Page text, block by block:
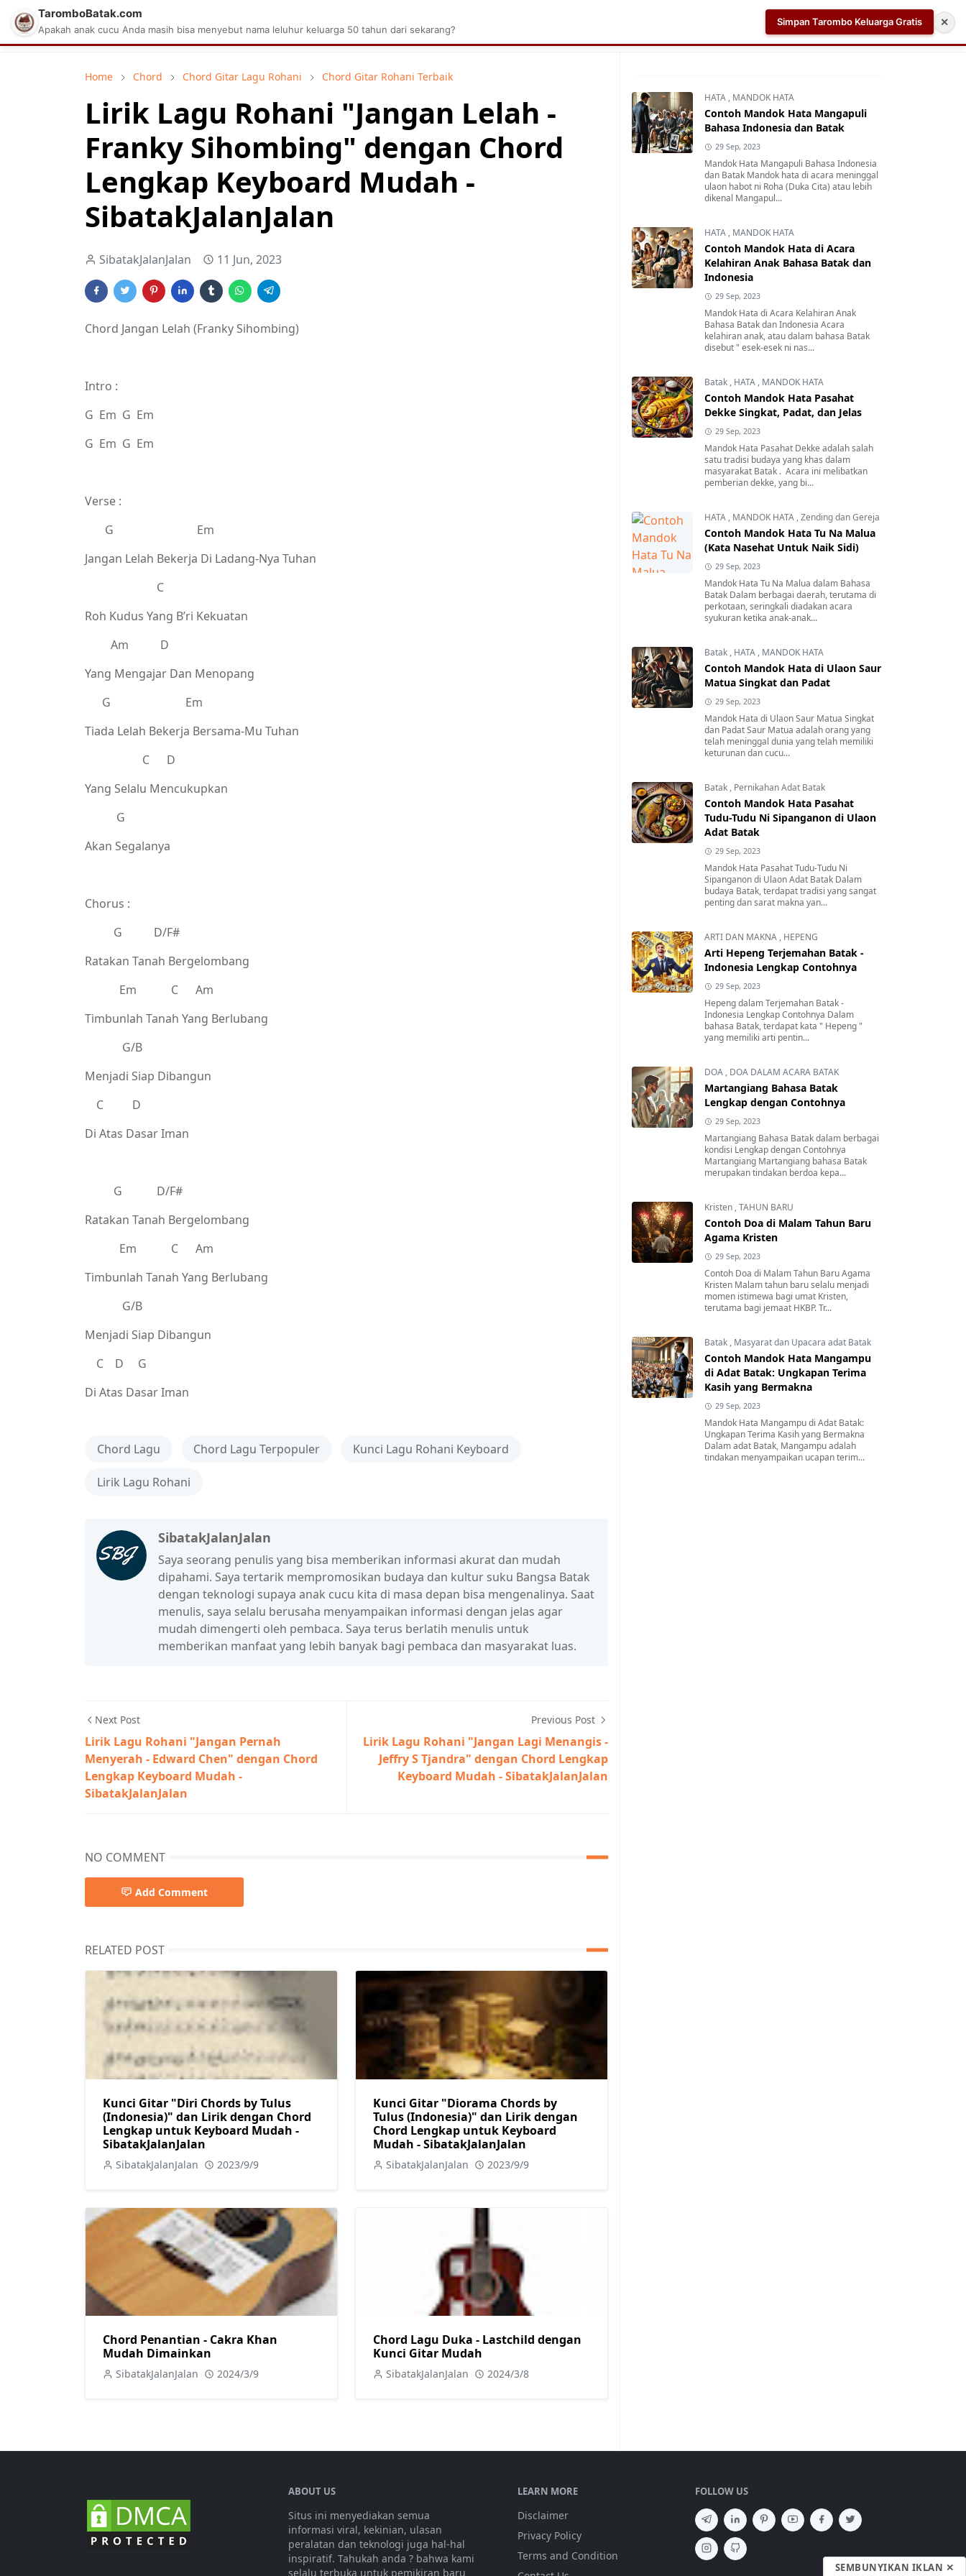
Matius Celcius Sinaga Aplikasi Pabrik Kelapa Sawit Tarombo Batak Aplikasi AI Teleprompter dan Pembuat Skrip Video
Home Chord Chord Gitar Lagu Rohani Chord Gitar Rohani Terbaik
Lirik Lagu Rohani "Jangan Lelah -
Franky Sihombing" dengan Chord
Lengkap Keyboard Mudah -
SibatakJalanJalan
SibatakJalanJalan 11 Jun, 2023
Chord Jangan Lelah (Franky Sihombing)
Intro :
G Em G Em
G Em G Em
Verse :
G Em
Jangan Lelah Bekerja Di Ladang-Nya Tuhan
C
Roh Kudus Yang B’ri Kekuatan
Am D
Yang Mengajar Dan Menopang
G Em
Tiada Lelah Bekerja Bersama-Mu Tuhan
C D
Yang Selalu Mencukupkan
G
Akan Segalanya
Chorus :
G D/F#
Ratakan Tanah Bergelombang
Em C Am
Timbunlah Tanah Yang Berlubang
G/B
Menjadi Siap Dibangun
C D
Di Atas Dasar Iman
G D/F#
Ratakan Tanah Bergelombang
Em C Am
Timbunlah Tanah Yang Berlubang
G/B
Menjadi Siap Dibangun
C D G
Di Atas Dasar Iman
Chord Lagu Chord Lagu Terpopuler Kunci Lagu Rohani Keyboard
Lirik Lagu Rohani
SibatakJalanJalan
Saya seorang penulis yang bisa memberikan informasi akurat dan mudah
dipahami. Saya tertarik mempromosikan budaya dan kultur suku Bangsa Batak
dengan teknologi supaya anak cucu kita di masa depan bisa mengenalinya. Saat
menulis, saya selalu berusaha menyampaikan informasi dengan jelas agar
mudah dimengerti oleh pembaca. Saya terus berlatih menulis untuk
memberikan manfaat yang lebih banyak bagi pembaca dan masyarakat luas.
Next Post
Lirik Lagu Rohani "Jangan Pernah
Menyerah - Edward Chen" dengan Chord
Lengkap Keyboard Mudah -
SibatakJalanJalan
Previous Post
Lirik Lagu Rohani "Jangan Lagi Menangis -
Jeffry S Tjandra" dengan Chord Lengkap
Keyboard Mudah - SibatakJalanJalan
NO COMMENT
Add Comment
RELATED POST
Kunci Gitar "Diri Chords by Tulus
(Indonesia)" dan Lirik dengan Chord
Lengkap untuk Keyboard Mudah -
SibatakJalanJalan
SibatakJalanJalan 2023/9/9
Kunci Gitar "Diorama Chords by
Tulus (Indonesia)" dan Lirik dengan
Chord Lengkap untuk Keyboard
Mudah - SibatakJalanJalan
SibatakJalanJalan 2023/9/9
Chord Penantian - Cakra Khan
Mudah Dimainkan
SibatakJalanJalan 2024/3/9
Chord Lagu Duka - Lastchild dengan
Kunci Gitar Mudah
SibatakJalanJalan 2024/3/8
HATA , MANDOK HATA
Contoh Mandok Hata Mangapuli
Bahasa Indonesia dan Batak
29 Sep, 2023
Mandok Hata Mangapuli Bahasa Indonesia
dan Batak Mandok hata di acara meninggal
ulaon habot ni Roha (Duka Cita) atau lebih
dikenal Mangapul...
HATA , MANDOK HATA
Contoh Mandok Hata di Acara
Kelahiran Anak Bahasa Batak dan
Indonesia
29 Sep, 2023
Mandok Hata di Acara Kelahiran Anak
Bahasa Batak dan Indonesia Acara
kelahiran anak, atau dalam bahasa Batak
disebut " esek-esek ni nas...
Batak , HATA , MANDOK HATA
Contoh Mandok Hata Pasahat
Dekke Singkat, Padat, dan Jelas
29 Sep, 2023
Mandok Hata Pasahat Dekke adalah salah
satu tradisi budaya yang khas dalam
masyarakat Batak . Acara ini melibatkan
pemberian dekke, yang bi...
HATA , MANDOK HATA ,Zending dan Gereja
Contoh Mandok Hata Tu Na Malua
(Kata Nasehat Untuk Naik Sidi)
29 Sep, 2023
Mandok Hata Tu Na Malua dalam Bahasa
Batak Dalam berbagai daerah, terutama di
perkotaan, seringkali diadakan acara
syukuran ketika anak-anak...
Batak , HATA , MANDOK HATA
Contoh Mandok Hata di Ulaon Saur
Matua Singkat dan Padat
29 Sep, 2023
Mandok Hata di Ulaon Saur Matua Singkat
dan Padat Saur Matua adalah orang yang
telah meninggal dunia yang telah memiliki
keturunan dan cucu...
Batak , Pernikahan Adat Batak
Contoh Mandok Hata Pasahat
Tudu-Tudu Ni Sipanganon di Ulaon
Adat Batak
29 Sep, 2023
Mandok Hata Pasahat Tudu-Tudu Ni
Sipanganon di Ulaon Adat Batak Dalam
budaya Batak, terdapat tradisi yang sangat
penting dan sarat makna yan...
ARTI DAN MAKNA , HEPENG
Arti Hepeng Terjemahan Batak -
Indonesia Lengkap Contohnya
29 Sep, 2023
Hepeng dalam Terjemahan Batak -
Indonesia Lengkap Contohnya Dalam
bahasa Batak, terdapat kata " Hepeng "
yang memiliki arti pentin...
DOA , DOA DALAM ACARA BATAK
Martangiang Bahasa Batak
Lengkap dengan Contohnya
29 Sep, 2023
Martangiang Bahasa Batak dalam berbagai
kondisi Lengkap dengan Contohnya
Martangiang Martangiang bahasa Batak
merupakan tindakan berdoa kepa...
Kristen ,TAHUN BARU
Contoh Doa di Malam Tahun Baru
Agama Kristen
29 Sep, 2023
Contoh Doa di Malam Tahun Baru Agama
Kristen Malam tahun baru selalu menjadi
momen istimewa bagi umat Kristen,
terutama bagi jemaat HKBP. Tr...
Batak , Masyarat dan Upacara adat Batak
Contoh Mandok Hata Mangampu
di Adat Batak: Ungkapan Terima
Kasih yang Bermakna
29 Sep, 2023
Mandok Hata Mangampu di Adat Batak:
Ungkapan Terima Kasih yang Bermakna
Dalam adat Batak, Mangampu adalah
tindakan menyampaikan ucapan terim...
ABOUT US
Situs ini menyediakan semua
informasi viral, kekinian, ulasan
peralatan dan teknologi juga hal-hal
inspiratif. Tahukah anda ? bahwa kami
selalu terbuka untuk pemikiran baru
LEARN MORE
Disclaimer
Privacy Policy
Terms and Condition
FOLLOW US
SEMBUNYIKAN IKLAN ✕
TaromboBatak.com
Apakah anak cucu Anda masih bisa menyebut nama leluhur keluarga 50 tahun dari sekarang?
Simpan Tarombo Keluarga Gratis ✕